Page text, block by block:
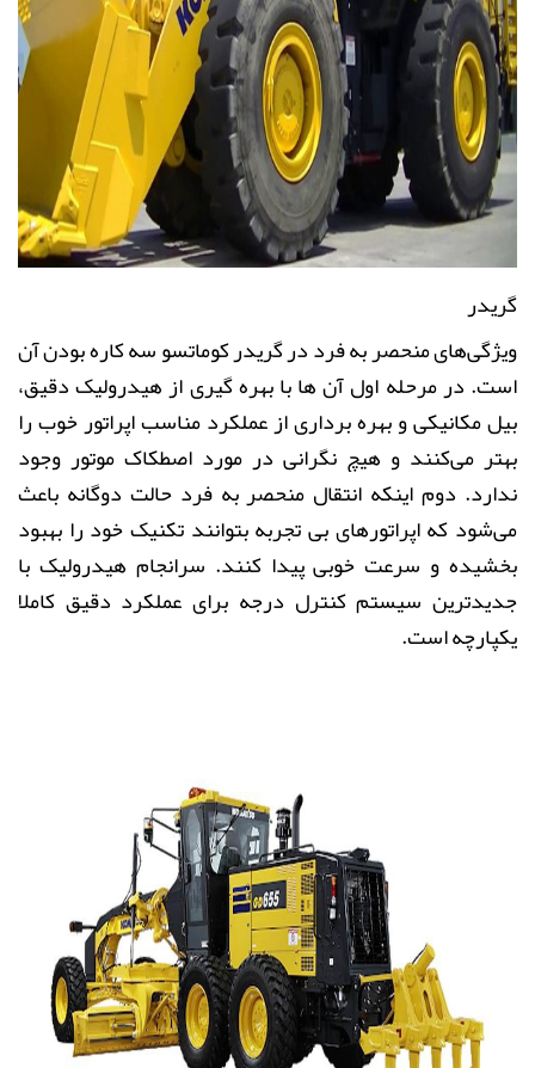
گریدر
ویژگی‌های منحصر به فرد در گریدر کوماتسو سه کاره بودن آن
است. در مرحله اول آن ها با بهره گیر‌ی از هیدرولیک دقیق،
بیل مکانیکی و بهره برداری از عملکرد مناسب اپراتور خوب را
بهتر می‌کنند و هیچ نگرانی در مورد اصطکاک موتور وجود
ندارد. دوم اینکه انتقال منحصر به فرد حالت دوگانه باعث
می‌شود که اپراتورهای بی تجربه بتوانند تکنیک خود را بهبود
بخشیده و سرعت خوبی پیدا کنند. سرانجام هیدرولیک با
جدیدترین سیستم کنترل درجه برای عملکرد دقیق کاملا
یکپارچه است.